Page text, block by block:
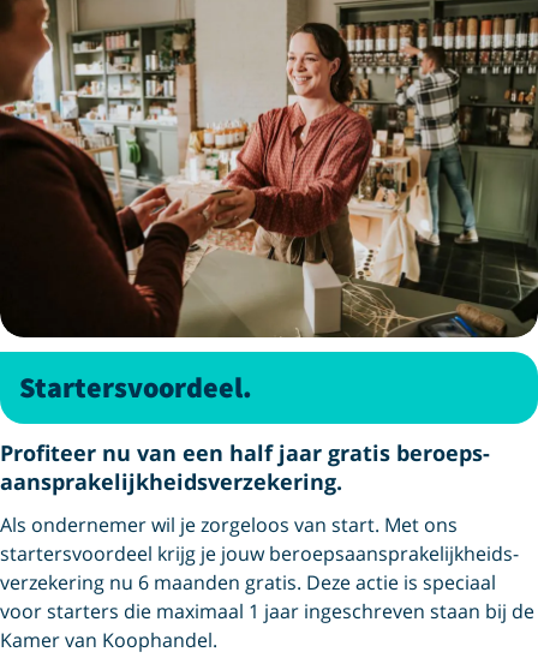
Startersvoordeel.
Profiteer nu van een half jaar gratis beroeps­
aansprakelijkheids­verzekering.
Als ondernemer wil je zorgeloos van start. Met ons
startersvoordeel krijg je jouw beroeps­aansprakelijkheids­
verzekering nu 6 maanden gratis. Deze actie is speciaal
voor starters die maximaal 1 jaar ingeschreven staan bij de
Kamer van Koophandel.